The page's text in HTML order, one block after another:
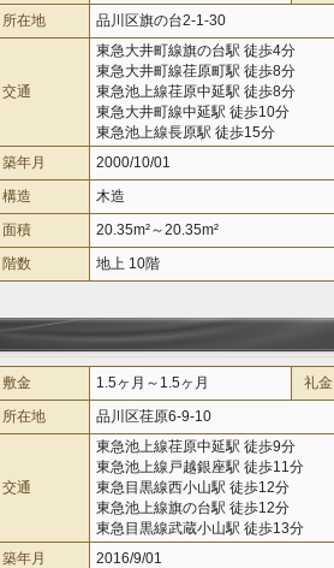
所在地
品川区旗の台2-1-30
交通
東急大井町線旗の台駅 徒歩4分
東急大井町線荏原町駅 徒歩8分
東急池上線荏原中延駅 徒歩8分
東急大井町線中延駅 徒歩10分
東急池上線長原駅 徒歩15分
築年月
2000/10/01
構造
木造
面積
20.35m²～20.35m²
階数
地上 10階
敷金 1.5ヶ月～1.5ヶ月 礼金
所在地
品川区荏原6-9-10
交通
東急池上線荏原中延駅 徒歩9分
東急池上線戸越銀座駅 徒歩11分
東急目黒線西小山駅 徒歩12分
東急池上線旗の台駅 徒歩12分
東急目黒線武蔵小山駅 徒歩13分
築年月
2016/9/01